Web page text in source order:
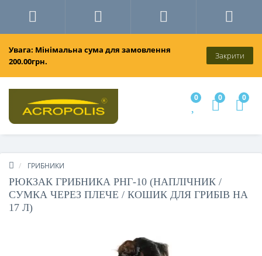
Увага: Мінімальна сума для замовлення
200.00грн.
Закрити
0 0 0
ГРИБНИКИ
РЮКЗАК ГРИБНИКА РНГ-10 (НАПЛІЧНИК /
СУМКА ЧЕРЕЗ ПЛЕЧЕ / КОШИК ДЛЯ ГРИБІВ НА
17 Л)